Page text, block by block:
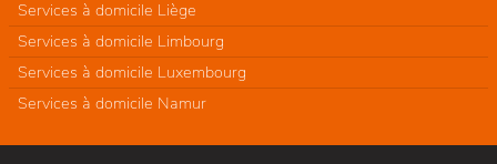
Services à domicile Liège
Services à domicile Limbourg
Services à domicile Luxembourg
Services à domicile Namur